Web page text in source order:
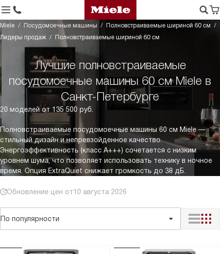
Miele Посудомоечные машины
Полновстраиваемые шириной 60 см
Лидеры продаж
Полновстраиваемые шириной 60 см
Лучшие полновстраиваемые
посудомоечные машины 60 см Miele в
Санкт-Петербурге
20 моделей от 135 500 руб.
Полновстраиваемые посудомоечные машины 60 см Miele —
стильный дизайн и непревзойденное качество.
Энергоэффективность (класс A+++) сочетается с низким
уровнем шума, что позволяет использовать технику в ночное
время. Опция ExtraQuiet снижает громкость до 38 дБ.
Обновление цен от10 августа 2026
По популярности